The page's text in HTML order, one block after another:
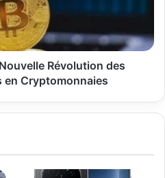
Révolution des
en Cryptomonnaies